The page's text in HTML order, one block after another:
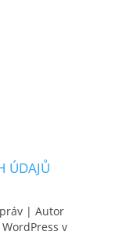
ÚDAJŮ
| Autor
v